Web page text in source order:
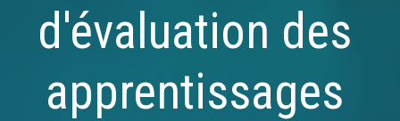
d'évaluation des
apprentissages